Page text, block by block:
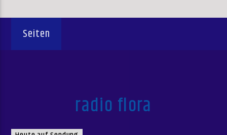
Seiten
radio flora